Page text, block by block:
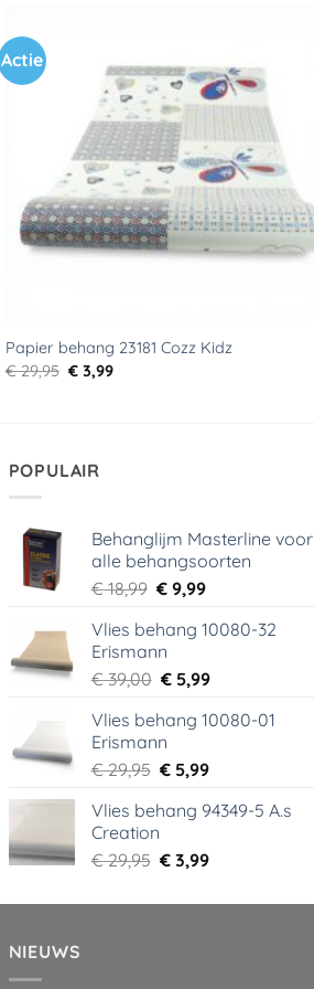
Actie
Toevoegen
aan
verlanglijst
Papier behang 23181 Cozz Kidz
€29,95 Oorspronkelijke
prijs
€ 3,99Huidige
POPULAIR
Behanglijm Masterline voor
alle behangsoorten
€18,99 Oorspronkelijke
was:
€ 18,99.
€ 9,99Huidige
is:
Vlies behang 10080-32
Erismann
€39,00 Oorspronkelijke
was:
€ 39,00.
€ 5,99Huidige
is:
Vlies behang 10080-01
Erismann
€29,95 Oorspronkelijke
was:
€ 5,99Huidige
is:
Vlies behang 94349-5 A.s
Creation
€29,95 Oorspronkelijke
was:
€ 3,99Huidige
is:
NIEUWS